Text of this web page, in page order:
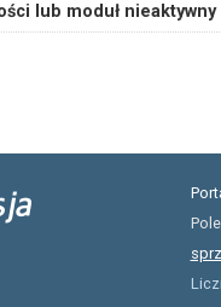
lub moduł nieaktywny